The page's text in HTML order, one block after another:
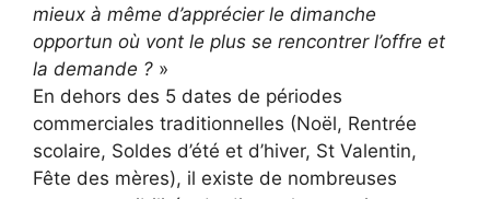
mieux à même d’apprécier le dimanche
opportun où vont le plus se rencontrer l’offre et
la demande ? »
En dehors des 5 dates de périodes
commerciales traditionnelles (Noël, Rentrée
scolaire, Soldes d’été et d’hiver, St Valentin,
Fête des mères), il existe de nombreuses